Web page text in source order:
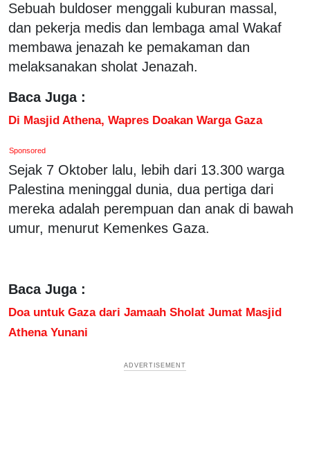
Sebuah buldoser menggali kuburan massal,
dan pekerja medis dan lembaga amal Wakaf
membawa jenazah ke pemakaman dan
melaksanakan sholat Jenazah.
Baca Juga :
Di Masjid Athena, Wapres Doakan Warga Gaza
Sponsored
Sejak 7 Oktober lalu, lebih dari 13.300 warga
Palestina meninggal dunia, dua pertiga dari
mereka adalah perempuan dan anak di bawah
umur, menurut Kemenkes Gaza.
Baca Juga :
Doa untuk Gaza dari Jamaah Sholat Jumat Masjid
Athena Yunani